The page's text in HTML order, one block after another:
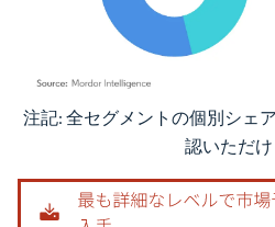
画像 © Mordor Intelligence。再利用には
注記: 全セグメントの個別シェ
認いただ